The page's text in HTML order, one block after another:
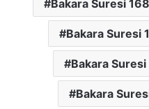
Bakara Suresi
Bakara Suresi
Bakara
Bakara